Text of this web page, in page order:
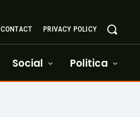
CONTACT PRIVACY POLICY
Social Politica